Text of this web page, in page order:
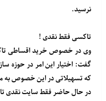
نرسید.
تاکسی فقط نقدی !
وی در خصوص خرید اقساطی
گفت: اختیار این امر در حوزه
که تسهیلاتی در این خصوص به
در حال حاضر فقط سایت نقدی